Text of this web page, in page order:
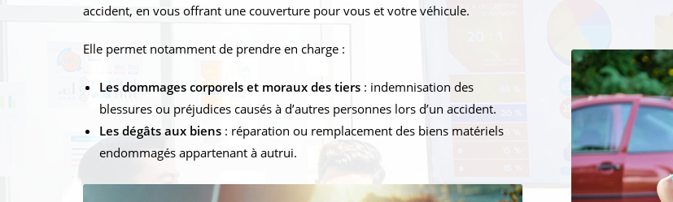
accident, en vous offrant une couverture pour vous et votre véhicule.
Elle permet notamment de prendre en charge :
Les dommages corporels et moraux des tiers : indemnisation des
blessures ou préjudices causés à d’autres personnes lors d’un accident.
Les dégâts aux biens : réparation ou remplacement des biens matériels
endommagés appartenant à autrui.